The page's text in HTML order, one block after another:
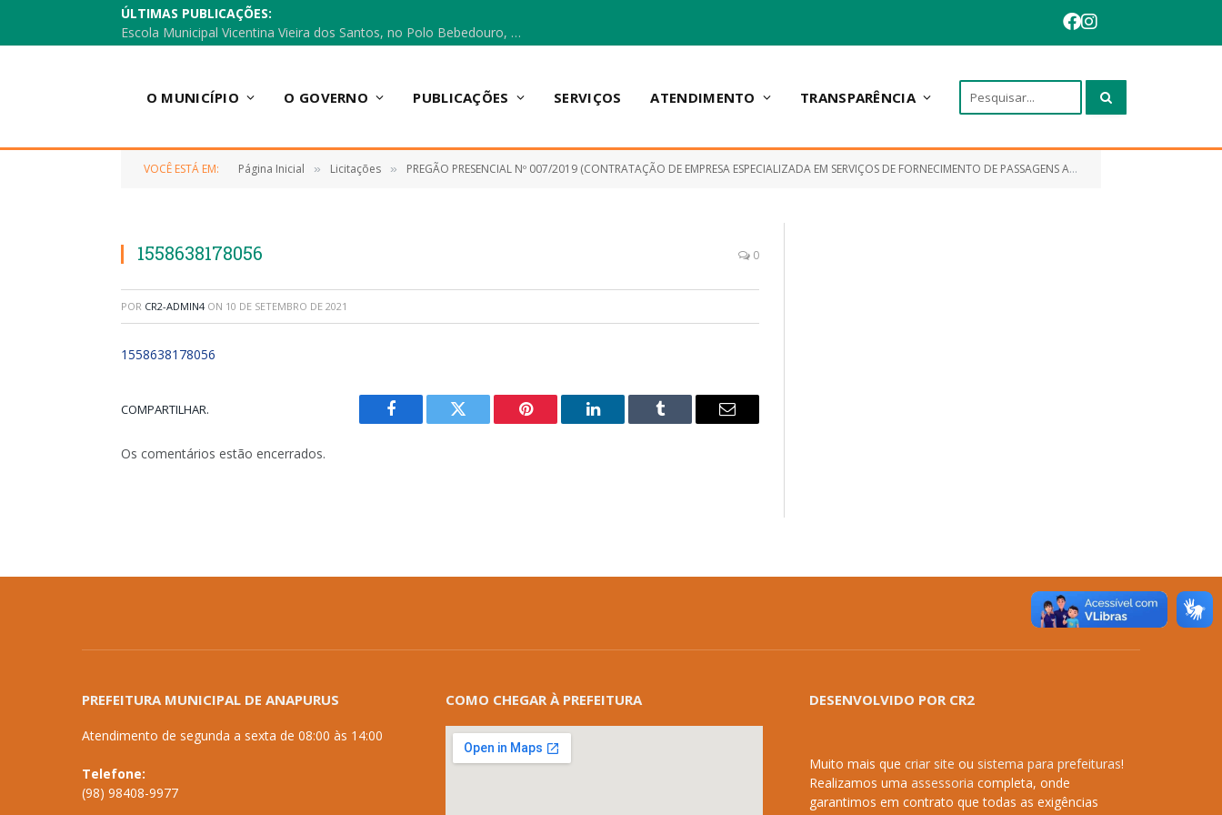
ÚLTIMAS PUBLICAÇÕES:
Escola Municipal Vicentina Vieira dos Santos, no Polo Bebedouro, recebeu materiais para a implantação do Cantinho da Leitura e da Sala Multidisciplinar.
O MUNICÍPIO O GOVERNO PUBLICAÇÕES SERVIÇOS ATENDIMENTO TRANSPARÊNCIA
VOCÊ ESTÁ EM: Página Inicial » Licitações » PREGÃO PRESENCIAL Nº 007/2019 (CONTRATAÇÃO DE EMPRESA ESPECIALIZADA EM SERVIÇOS DE FORNECIMENTO DE PASSAGENS AÉREAS NACIONAIS E HOSPEDAGEM PARA ATENDER A DEMANDA DA PREFEITURA MUNICIPAL DE ANAPURUS)
1558638178056 0
POR CR2-ADMIN4 ON 10 DE SETEMBRO DE 2021
1558638178056
COMPARTILHAR.
Facebook Twitter Pinterest LinkedIn Tumblr
E-
Os comentários estão encerrados.
PREFEITURA MUNICIPAL DE ANAPURUS
Atendimento de segunda a sexta de 08:00 às 14:00
Telefone:
(98) 98408-9977
COMO CHEGAR À PREFEITURA DESENVOLVIDO POR CR2
Muito mais que criar site ou sistema para prefeituras!
Realizamos uma assessoria completa, onde
garantimos em contrato que todas as exigências